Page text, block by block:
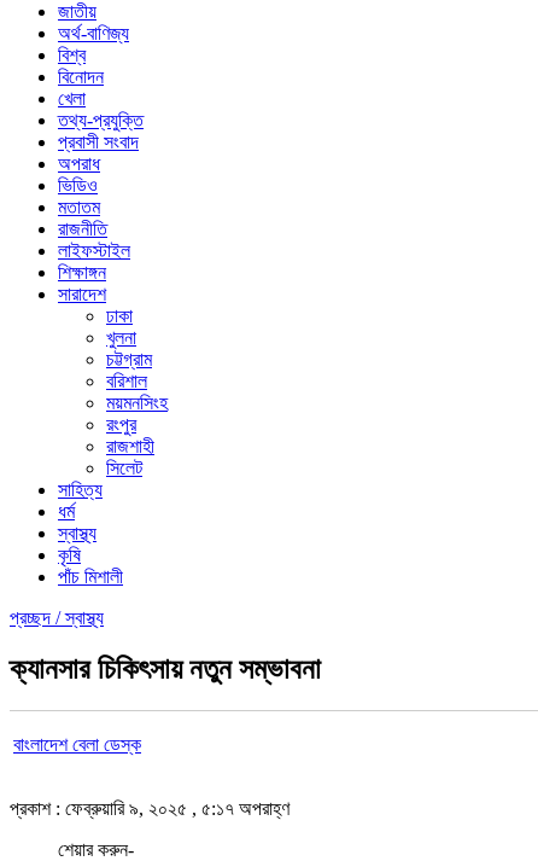
জাতীয়
অর্থ-বাণিজ্য
বিশ্ব
বিনোদন
খেলা
তথ্য-প্রযুক্তি
প্রবাসী সংবাদ
অপরাধ
ভিডিও
মতাতম
রাজনীতি
লাইফস্টাইল
শিক্ষাঙ্গন
সারাদেশ
ঢাকা
খুলনা
চট্টগ্রাম
বরিশাল
ময়মনসিংহ
রংপুর
রাজশাহী
সিলেট
সাহিত্য
ধর্ম
স্বাস্থ্য
কৃষি
পাঁচ মিশালী
প্রচ্ছদ /স্বাস্থ্য
ক্যানসার চিকিৎসায় নতুন সম্ভাবনা
বাংলাদেশ বেলা ডেস্ক
প্রকাশ : ফেব্রুয়ারি ৯, ২০২৫ , ৫:১৭ অপরাহ্ণ
শেয়ার করুন-